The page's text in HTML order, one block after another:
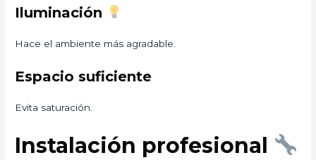
Iluminación
Hace el ambiente más agradable.
Espacio suficiente
Evita saturación.
Instalación profesional